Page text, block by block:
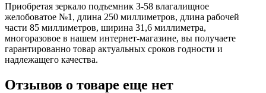
Приобретая зеркало подъемник З-58 влагалищное
желобоватое №1, длина 250 миллиметров, длина рабочей
части 85 миллиметров, ширина 31,6 миллиметра,
многоразовое в нашем интернет-магазине, вы получаете
гарантированно товар актуальных сроков годности и
надлежащего качества.
Отзывов о товаре еще нет